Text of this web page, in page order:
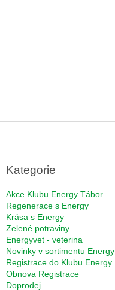
Kategorie
Akce Klubu Energy Tábor
Regenerace s Energy
Krása s Energy
Zelené potraviny
Energyvet - veterina
Novinky v sortimentu Energy
Registrace do Klubu Energy
Obnova Registrace
Doprodej